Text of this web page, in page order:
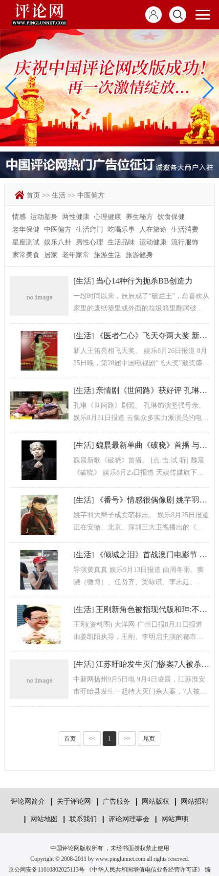
首页 >> 生活 >> 中医偏方
情感 运动塑身 两性健康 心理健康 养生秘方
饮食保健
老年保健
中医偏方 生活窍门 吃喝乐事 人在旅途
生活消费
星座测试
娱乐八卦 男性心理 生活品味 运动健康
流行服饰
家常美食
居家 老年家常 旅游生活 旅游健身
[生活] 当心14种行为扼杀BB创造力
一段时间以来，辰辰成了“破烂王”，总喜欢从
家里的废纸篓里或外面的垃圾箱里翻腾破
的“小红帽森林”、“圣诞树”，...
[生活] 《医者仁心》飞天夺两大奖 新人王笛崭露头角
新人王笛亮相飞天奖。 娱乐8月26日报道 8月
25日晚，第28届中国电视剧“飞天奖”颁奖盛典
生活的医疗剧《医者仁...
[生活] 亲情剧《世间路》获好评 孔琳演悲情母亲获赞
孔琳《世间路》剧照。 孔琳饰演坚强母亲。
娱乐8月31日报道 云集众多实力派演员的电视
官，跌宕起伏的剧情获得了观...
[生活] 魏晨最新单曲《破晓》首播 与韩国团队合作
魏晨新歌《破晓》首播。 [点.击.试.听] 魏晨
《破晓》 娱乐8月25日报道 天娱传媒旗下艺
造，首波主打歌《...
[生活] 《番号》情感很偶像剧 姚芊羽大辫子成卖萌标志
姚芊羽大辫子成卖萌标志。 娱乐8月25日报道
正在安徽、北京、深圳三大卫视播出的《永
635的傲人成绩，超过正...
[生活] 《倾城之泪》首战澳门电影节 欲进军国际市场
导演黄真真 娱乐9月13日报道 由周冬雨、窦
骁（微博）、任贤齐、梁咏琪、李志廷、陈
之泪》目前还在制作阶段，不过有...
[生活] 王刚新角色被指现代版和珅:不期待晚辈的给予
王刚(资料图) 大洋网-广州日报8月31日报道
由姜凯阳执导，王刚、李明启主演的都市情
黄金档和乐视网同步播出。昨...
[生活] 江苏盱眙发生灭门惨案7人被杀 疑因情感纠葛
中新网扬州9月5日电 9月4日凌晨，江苏淮安
市盱眙县发生一起特大灭门杀人案，7人被
首页 << 1 >> 尾页
评论网简介 关于评论网 广告服务 网站版权 网站招聘
网站地图 联系我们 评论网理事会 网站声明
中国评论网版权所有 ，未经书面授权禁止使用
Copyright © 2008-2011 by www.pinglunnet.com all rights reserved.
京公网安备11010802025113号 《中华人民共和国增值电信业务经营许可证》 编